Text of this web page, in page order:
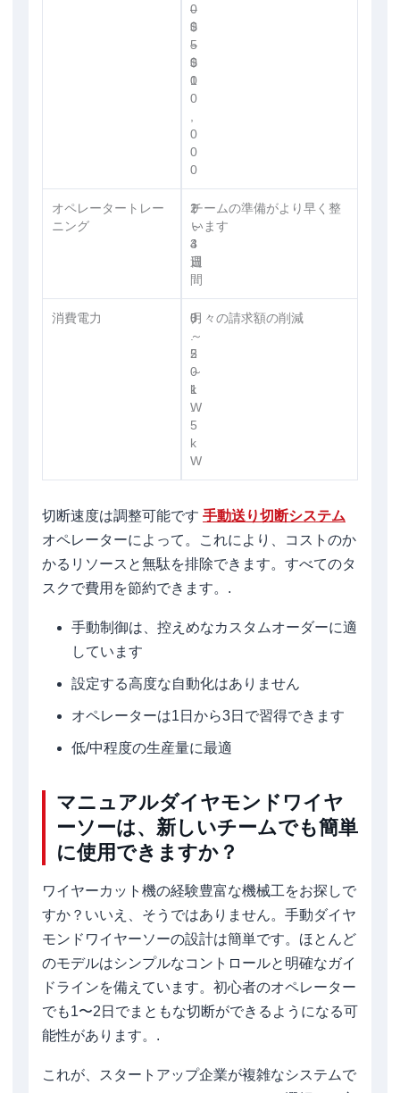
–
$
5
0
0
0
0
–
$
1
0
,
0
0
0
オペレータートレー
ニング
1
～
3
日
2
～
4
週
間
チームの準備がより早く整
います
消費電力
0
.
5
～
1
.
5
k
W
5
～
2
0
k
W
月々の請求額の削減
切断速度は調整可能です 手動送り切断システム
オペレーターによって。これにより、コストのか
かるリソースと無駄を排除できます。すべてのタ
スクで費用を節約できます。.
手動制御は、控えめなカスタムオーダーに適
しています
設定する高度な自動化はありません
オペレーターは1日から3日で習得できます
低/中程度の生産量に最適
マニュアルダイヤモンドワイヤ
ーソーは、新しいチームでも簡単
に使用できますか？
ワイヤーカット機の経験豊富な機械工をお探しで
すか？いいえ、そうではありません。手動ダイヤ
モンドワイヤーソーの設計は簡単です。ほとんど
のモデルはシンプルなコントロールと明確なガイ
ドラインを備えています。初心者のオペレーター
でも1〜2日でまともな切断ができるようになる可
能性があります。.
これが、スタートアップ企業が複雑なシステムで